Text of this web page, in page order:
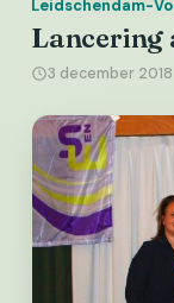
Leidschendam-
Lancering
3 december 2018